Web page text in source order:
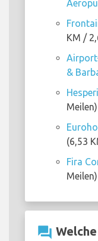
KM /
&
Meilen)
(6,53
Fira
Meilen)
question_answer